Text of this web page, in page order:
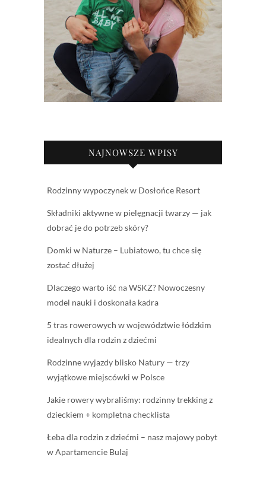
NAJNOWSZE WPISY
Rodzinny wypoczynek w Dosłońce Resort
Składniki aktywne w pielęgnacji twarzy — jak
dobrać je do potrzeb skóry?
Domki w Naturze – Lubiatowo, tu chce się
zostać dłużej
Dlaczego warto iść na WSKZ? Nowoczesny
model nauki i doskonała kadra
5 tras rowerowych w województwie łódzkim
idealnych dla rodzin z dziećmi
Rodzinne wyjazdy blisko Natury — trzy
wyjątkowe miejscówki w Polsce
Jakie rowery wybraliśmy: rodzinny trekking z
dzieckiem + kompletna checklista
Łeba dla rodzin z dziećmi – nasz majowy pobyt
w Apartamencie Bulaj